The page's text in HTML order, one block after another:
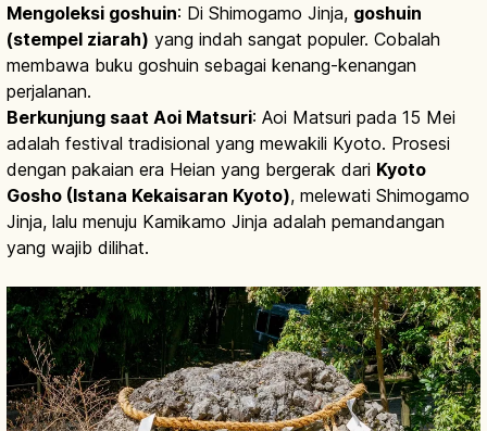
Mengoleksi goshuin: Di Shimogamo Jinja, goshuin
(stempel ziarah) yang indah sangat populer. Cobalah
membawa buku goshuin sebagai kenang-kenangan
perjalanan.
Berkunjung saat Aoi Matsuri: Aoi Matsuri pada 15 Mei
adalah festival tradisional yang mewakili Kyoto. Prosesi
dengan pakaian era Heian yang bergerak dari Kyoto
Gosho (Istana Kekaisaran Kyoto), melewati Shimogamo
Jinja, lalu menuju Kamikamo Jinja adalah pemandangan
yang wajib dilihat.